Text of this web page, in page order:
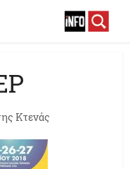
Κτενάς